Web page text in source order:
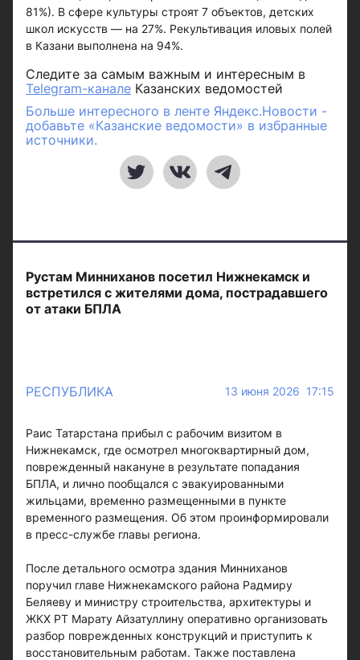
81%). В сфере культуры строят 7 объектов, детских
школ искусств — на 27%. Рекультивация иловых полей
в Казани выполнена на 94%.
Следите за самым важным и интересным в
Telegram-канале Казанских ведомостей
Больше интересного в ленте Яндекс.Новости -
добавьте «Казанские ведомости» в избранные
источники.
Рустам Минниханов посетил Нижнекамск и
встретился с жителями дома, пострадавшего
от атаки БПЛА
РЕСПУБЛИКА 13 июня 2026 17:15
Раис Татарстана прибыл с рабочим визитом в
Нижнекамск, где осмотрел многоквартирный дом,
поврежденный накануне в результате попадания
БПЛА, и лично пообщался с эвакуированными
жильцами, временно размещенными в пункте
временного размещения. Об этом проинформировали
в пресс-службе главы региона.
После детального осмотра здания Минниханов
поручил главе Нижнекамского района Радмиру
Беляеву и министру строительства, архитектуры и
ЖКХ РТ Марату Айзатуллину оперативно организовать
разбор поврежденных конструкций и приступить к
восстановительным работам. Также поставлена